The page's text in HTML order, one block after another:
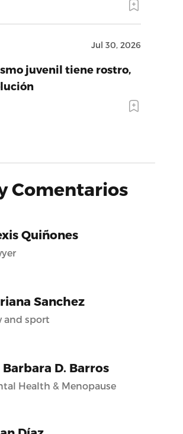
Jul 30, 2026
juvenil tiene rostro,
Comentarios
Quiñones
Sanchez
and sport
Barbara D. Barros
Health & Menopause